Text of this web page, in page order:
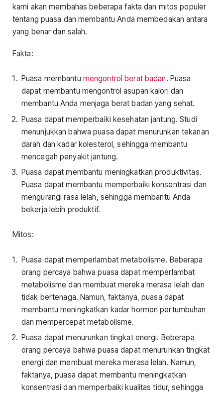
kami akan membahas beberapa fakta dan mitos populer
tentang puasa dan membantu Anda membedakan antara
yang benar dan salah.
Fakta:
Puasa membantu mengontrol berat badan. Puasa
dapat membantu mengontrol asupan kalori dan
membantu Anda menjaga berat badan yang sehat.
Puasa dapat memperbaiki kesehatan jantung. Studi
menunjukkan bahwa puasa dapat menurunkan tekanan
darah dan kadar kolesterol, sehingga membantu
mencegah penyakit jantung.
Puasa dapat membantu meningkatkan produktivitas.
Puasa dapat membantu memperbaiki konsentrasi dan
mengurangi rasa lelah, sehingga membantu Anda
bekerja lebih produktif.
Mitos:
Puasa dapat memperlambat metabolisme. Beberapa
orang percaya bahwa puasa dapat memperlambat
metabolisme dan membuat mereka merasa lelah dan
tidak bertenaga. Namun, faktanya, puasa dapat
membantu meningkatkan kadar hormon pertumbuhan
dan mempercepat metabolisme.
Puasa dapat menurunkan tingkat energi. Beberapa
orang percaya bahwa puasa dapat menurunkan tingkat
energi dan membuat mereka merasa lelah. Namun,
faktanya, puasa dapat membantu meningkatkan
konsentrasi dan memperbaiki kualitas tidur, sehingga